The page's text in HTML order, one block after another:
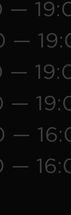
—
—
—
—
—
—